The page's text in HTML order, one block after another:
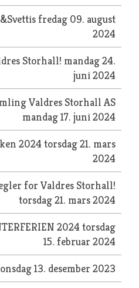
fredag 09. august
2024
Storhall! mandag 24.
juni 2024
Valdres Storhall AS
mandag 17. juni 2024
2024 torsdag 21. mars
2024
for Valdres Storhall!
torsdag 21. mars 2024
2024 torsdag
15. februar 2024
onsdag 13. desember 2023